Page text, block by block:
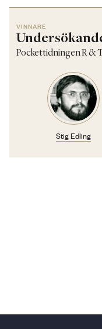
VINNARE
Pockettidningen R &
Stig Edling